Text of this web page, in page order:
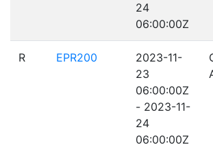
24
06:00:00Z
R EPR200
2023-11-
23
06:00:00Z
- 2023-11-
24
06:00:00Z